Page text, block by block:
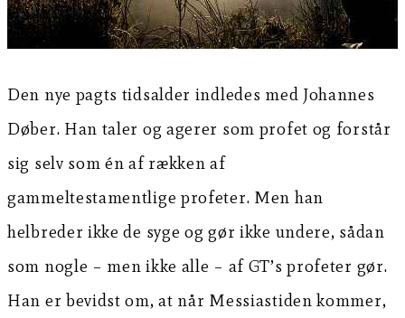
Den nye pagts tidsalder indledes med Johannes
Døber. Han taler og agerer som profet og forstår
sig selv som én af rækken af
gammeltestamentlige profeter. Men han
helbreder ikke de syge og gør ikke undere, sådan
som nogle – men ikke alle – af GT’s profeter gør.
Han er bevidst om, at når Messiastiden kommer,